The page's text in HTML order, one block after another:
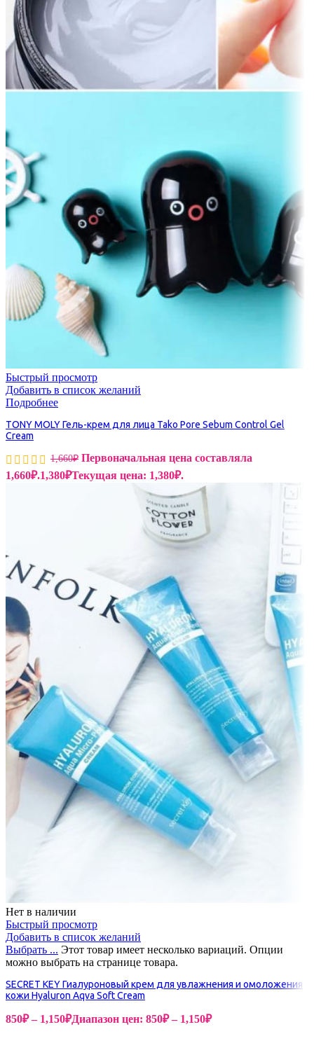
Быстрый просмотр
Добавить в список желаний
Подробнее
TONY MOLY Гель-крем для лица Tako Pore Sebum Control Gel
Cream
1,660₽ Первоначальная цена составляла
1,660₽.1,380₽Текущая цена: 1,380₽.
Нет в наличии
Быстрый просмотр
Добавить в список желаний
Выбрать ... Этот товар имеет несколько вариаций. Опции
можно выбрать на странице товара.
SECRET KEY Гиалуроновый крем для увлажнения и омоложения
кожи Hyaluron Aqva Soft Cream
850₽ – 1,150₽Диапазон цен: 850₽ – 1,150₽